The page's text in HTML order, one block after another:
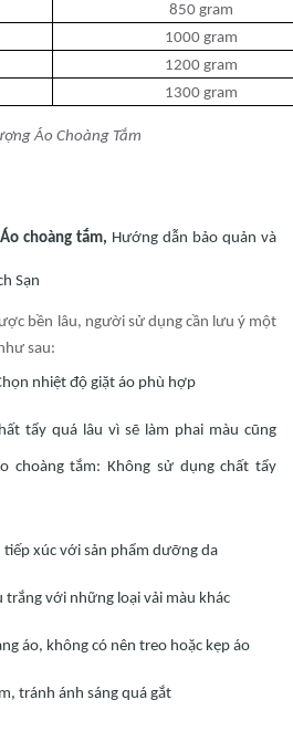
850 gram
1000 gram
1200 gram
1300 gram
Áo Choàng Tắm
choàng tắm, Hướng dẫn bảo quản và
Sạn
bền lâu, người sử dụng cần lưu ý một
sau:
nhiệt độ giặt áo phù hợp
tẩy quá lâu vì sẽ làm phai màu cũng
choàng tắm: Không sử dụng chất tẩy
tiếp xúc với sản phẩm dưỡng da
trắng với những loại vải màu khác
áo, không có nên treo hoặc kẹp áo
tránh ánh sáng quá gắt